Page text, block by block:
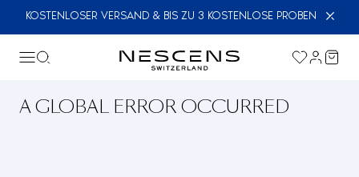
KOSTENLOSER VERSAND & BIS ZU 3 KOSTENLOSE PROBEN
A GLOBAL ERROR OCCURRED